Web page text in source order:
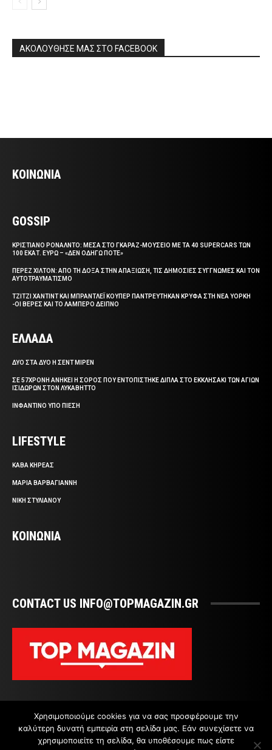
ΑΚΟΛΟΥΘΗΣΕ ΜΑΣ ΣΤΟ FACEBOOK
ΚΟΙΝΩΝΙΑ
GOSSIP
ΚΡΙΣΤΙΑΝΟ ΡΟΝΑΛΝΤΟ: ΜΕΣΑ ΣΤΟ ΓΚΑΡΑΖ-ΜΟΥΣΕΙΟ ΜΕ ΤΑ 40 SUPERCARS ΤΩΝ
100 ΕΚΑΤ. ΕΥΡΩ – «ΔΕΝ ΟΔΗΓΩ ΠΟΤΕ»
ΠΕΡΕΖ ΧΙΛΤΟΝ: ΑΠΟ ΤΗ ΔΟΞΑ ΣΤΗΝ ΑΠΑΞΙΩΣΗ, ΤΙΣ ΔΗΜΟΣΙΕΣ ΣΥΓΓΝΩΜΕΣ ΚΑΙ ΤΟΝ
ΑΥΤΟΤΡΑΥΜΑΤΙΣΜΟ
ΤΖΙΤΖΙ ΧΑΝΤΙΝΤ ΚΑΙ ΜΠΡΑΝΤΛΕΪ ΚΟΥΠΕΡ ΠΑΝΤΡΕΥΤΗΚΑΝ ΚΡΥΦΑ ΣΤΗ ΝΕΑ ΥΟΡΚΗ
-ΟΙ ΒΕΡΕΣ ΚΑΙ ΤΟ ΛΑΜΠΕΡΟ ΔΕΙΠΝΟ
ΕΛΛΑΔΑ
ΔΥΟ ΣΤΑ ΔΥΟ Η ΣΕΝΤ ΜΙΡΕΝ
ΣΕ 57ΧΡΟΝΗ ΑΝΗΚΕΙ Η ΣΟΡΟΣ ΠΟΥ ΕΝΤΟΠΙΣΤΗΚΕ ΔΙΠΛΑ ΣΤΟ ΕΚΚΛΗΣΑΚΙ ΤΩΝ ΑΓΙΩΝ
ΙΣΙΔΩΡΩΝ ΣΤΟΝ ΛΥΚΑΒΗΤΤΟ
ΙΝΦΑΝΤΙΝΟ ΥΠΟ ΠΙΕΣΗ
LIFESTYLE
ΚΑΒΑ ΚΗΡΕΑΣ
ΜΑΡΙΑ ΒΑΡΒΑΓΙΑΝΝΗ
ΝΙΚΗ ΣΤΥΛΙΑΝΟΥ
ΚΟΙΝΩΝΙΑ
CONTACT US INFO@TOPMAGAZIN.GR
Χρησιμοποιούμε cookies για να σας προσφέρουμε την
καλύτερη δυνατή εμπειρία στη σελίδα μας. Εάν συνεχίσετε να
χρησιμοποιείτε τη σελίδα, θα υποθέσουμε πως είστε